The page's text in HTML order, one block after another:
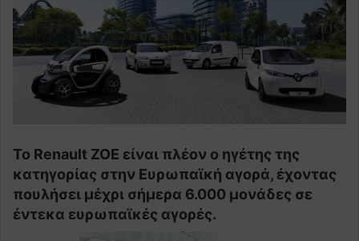
Το Renault ZOE είναι πλέον ο ηγέτης της
κατηγορίας στην Ευρωπαϊκή αγορά, έχοντας
πουλήσει μέχρι σήμερα 6.000 μονάδες σε
έντεκα ευρωπαϊκές αγορές.